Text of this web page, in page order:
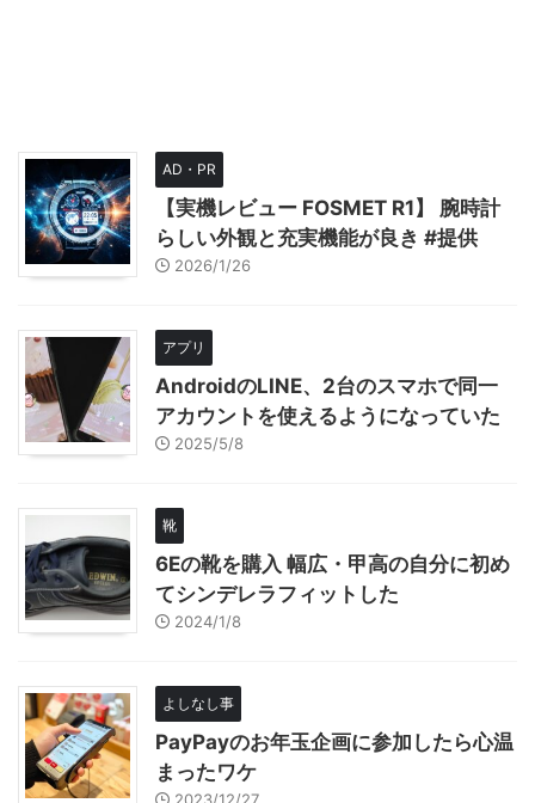
AD・PR
【実機レビュー FOSMET R1】 腕時計
らしい外観と充実機能が良き #提供
2026/1/26
アプリ
AndroidのLINE、2台のスマホで同一
アカウントを使えるようになっていた
2025/5/8
靴
6Eの靴を購入 幅広・甲高の自分に初め
てシンデレラフィットした
2024/1/8
よしなし事
PayPayのお年玉企画に参加したら心温
まったワケ
2023/12/27